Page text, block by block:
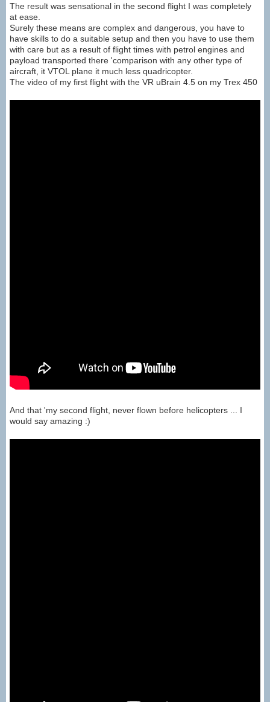
The result was sensational in the second flight I was completely
at ease.
Surely these means are complex and dangerous, you have to
have skills to do a suitable setup and then you have to use them
with care but as a result of flight times with petrol engines and
payload transported there 'comparison with any other type of
aircraft, it VTOL plane it much less quadricopter.
The video of my first flight with the VR uBrain 4.5 on my Trex 450
And that 'my second flight, never flown before helicopters ... I
would say amazing :)